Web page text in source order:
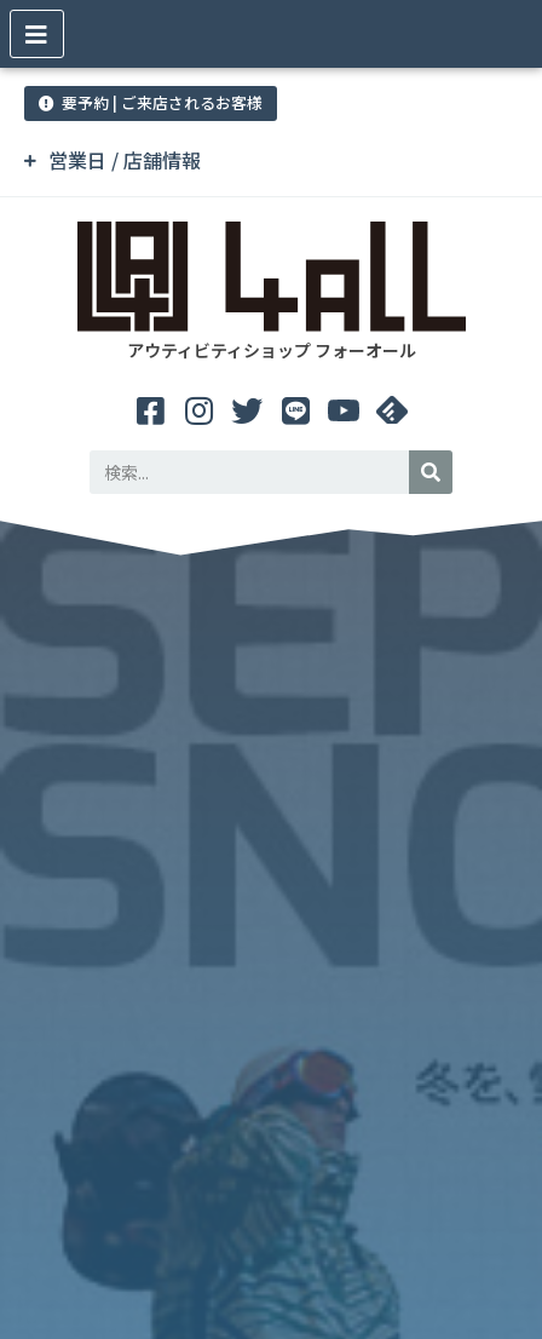
営業日 / 店舗情報
要予約 | ご来店されるお客様
アウティビティショップ フォーオール